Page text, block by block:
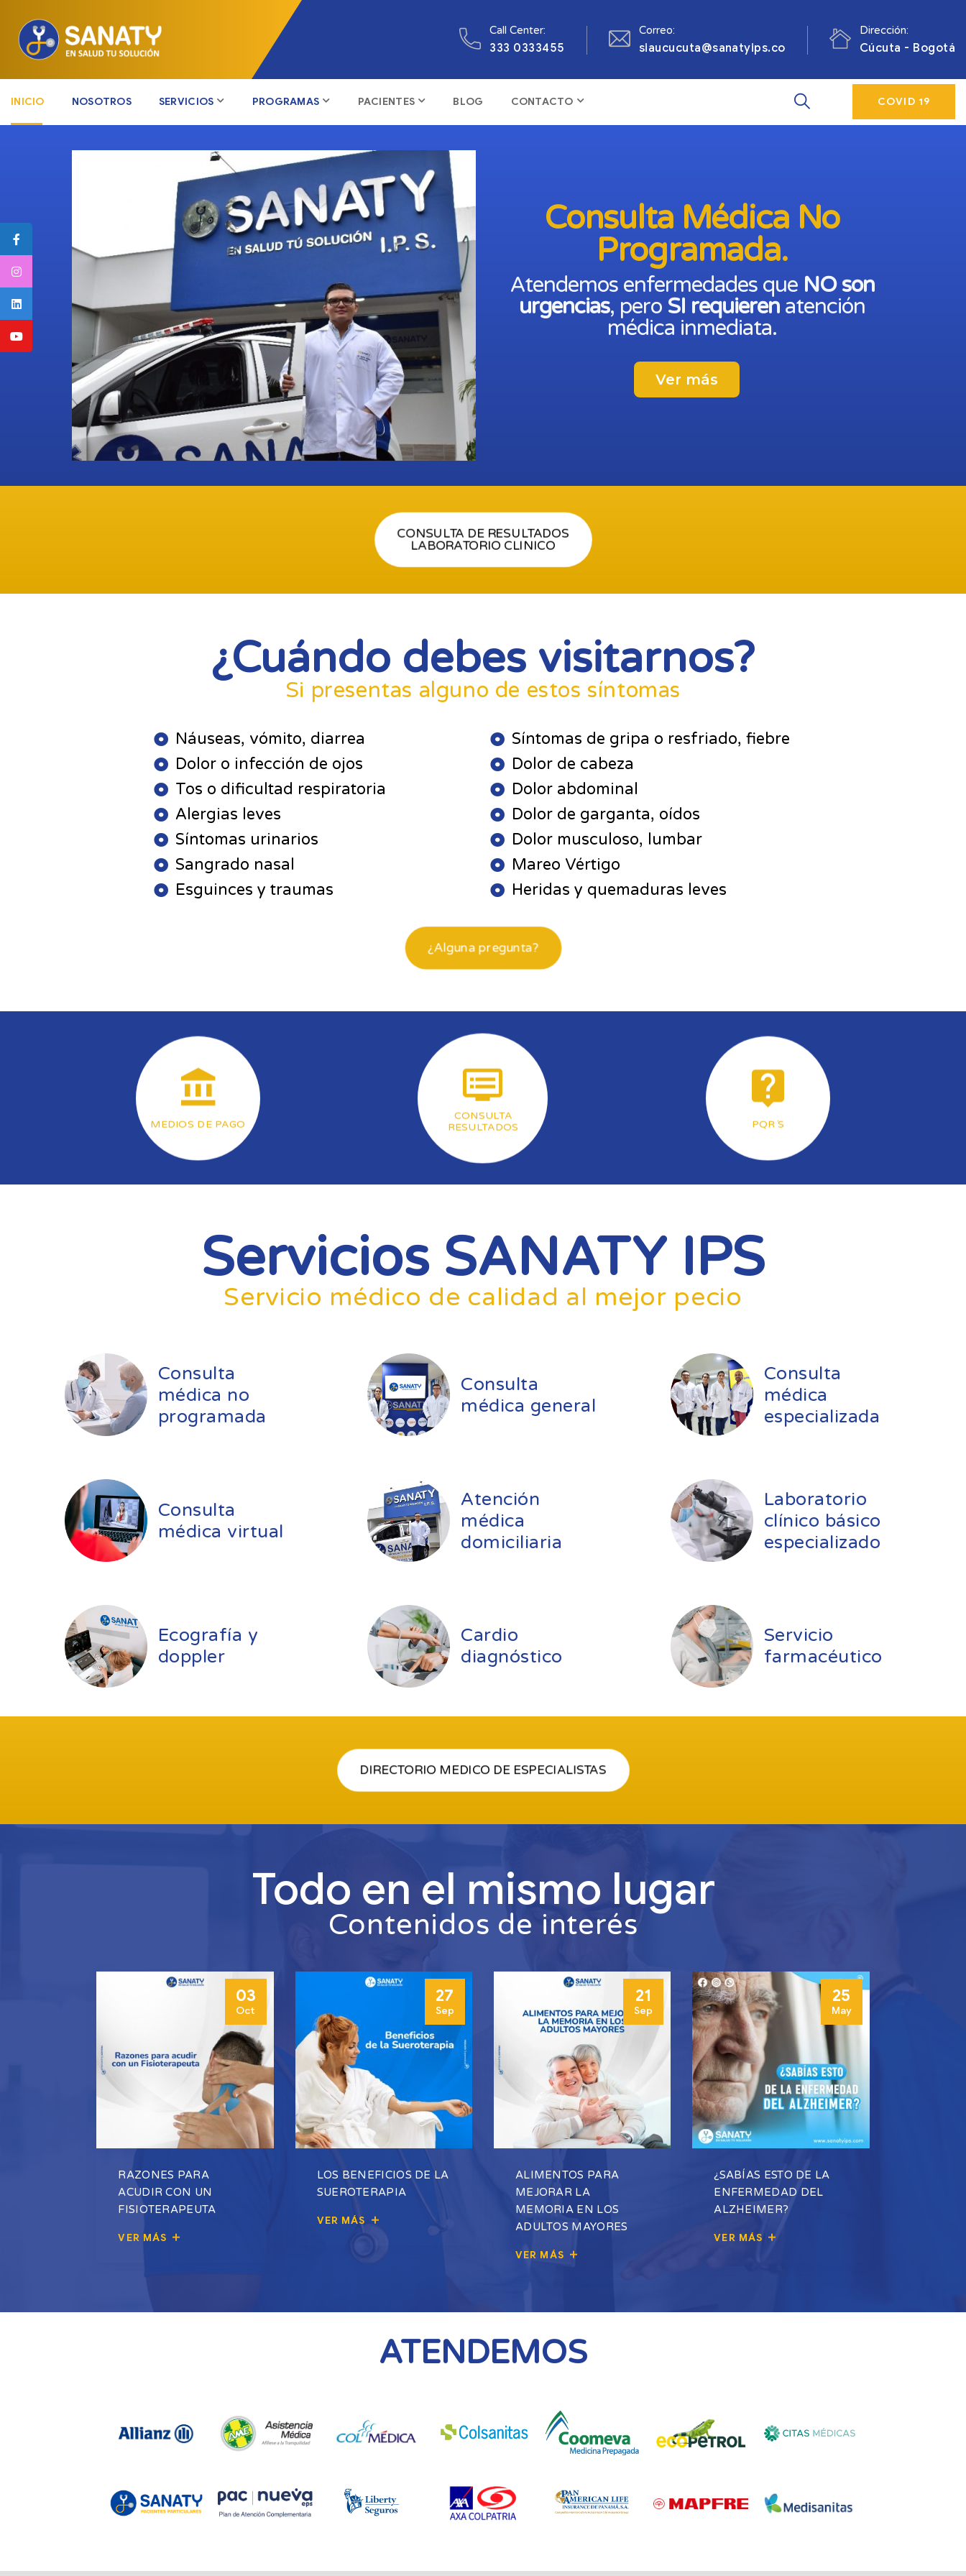
Call Center:
333 0333455
Correo:
siaucucuta@sanatyips.co
Dirección:
Cúcuta - Bogotá
INICIO NOSOTROS SERVICIOS PROGRAMAS PACIENTES BLOG CONTACTO COVID 19
Consulta Médica No
Programada.
Atendemos enfermedades que NO son
urgencias, pero SI requieren atención
médica inmediata.
Ver más
CONSULTA DE RESULTADOS
LABORATORIO CLINICO
¿Cuándo debes visitarnos?
Si presentas alguno de estos síntomas
Náuseas, vómito, diarrea
Dolor o infección de ojos
Tos o dificultad respiratoria
Alergias leves
Síntomas urinarios
Sangrado nasal
Esguinces y traumas
Síntomas de gripa o resfriado, fiebre
Dolor de cabeza
Dolor abdominal
Dolor de garganta, oídos
Dolor musculoso, lumbar
Mareo Vértigo
Heridas y quemaduras leves
¿Alguna pregunta?
MEDIOS DE PAGO
CONSULTA
RESULTADOS
PQR´S
Servicios SANATY IPS
Servicio médico de calidad al mejor pecio
Consulta
médica no
programada
Consulta
médica general
Consulta
médica
especializada
Consulta
médica virtual
Atención
médica
domiciliaria
Laboratorio
clínico básico
especializado
Ecografía y
doppler
Cardio
diagnóstico
Servicio
farmacéutico
DIRECTORIO MEDICO DE ESPECIALISTAS
Todo en el mismo lugar
Contenidos de interés
03
Oct
RAZONES PARA
ACUDIR CON UN
FISIOTERAPEUTA
VER MÁS
27
Sep
LOS BENEFICIOS DE LA
SUEROTERAPIA
VER MÁS
21
Sep
ALIMENTOS PARA
MEJORAR LA
MEMORIA EN LOS
ADULTOS MAYORES
VER MÁS
25
May
¿SABÍAS ESTO DE LA
ENFERMEDAD DEL
ALZHEIMER?
VER MÁS
ATENDEMOS